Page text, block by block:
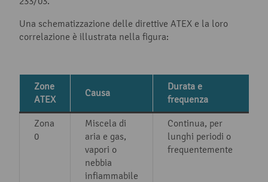
Una schematizzazione delle direttive ATEX e la loro
correlazione è illustrata nella figura:
Zone
ATEX
Causa
Durata e
frequenza
Zona
0
Miscela di
aria e gas,
vapori o
nebbia
infiammabile
Continua, per
lunghi periodi o
frequentemente